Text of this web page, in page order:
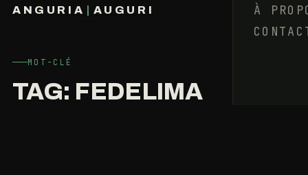
ANGURIA AUGURI
À
MOT-CLÉ
TAG: FEDELIMA
SUR
ACTUELLES
24
DÉCEMBRE
12
MIN